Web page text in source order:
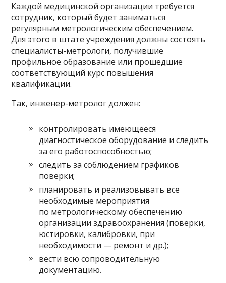
Каждой медицинской организации требуется
сотрудник, который будет заниматься
регулярным метрологическим обеспечением.
Для этого в штате учреждения должны состоять
специалисты-метрологи, получившие
профильное образование или прошедшие
соответствующий курс повышения
квалификации.
Так, инженер-метролог должен:
контролировать имеющееся
диагностическое оборудование и следить
за его работоспособностью;
следить за соблюдением графиков
поверки;
планировать и реализовывать все
необходимые мероприятия
по метрологическому обеспечению
организации здравоохранения (поверки,
юстировки, калибровки, при
необходимости — ремонт и др.);
вести всю сопроводительную
документацию.